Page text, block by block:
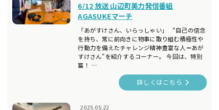
6/12 放送 山辺町美力発信番組
AGASUKEマーチ
「あがすけさん、いらっしゃい」 “自己の信念
を持ち、常に前向きに物事に取り組む積極性や
行動力を備えたチャレンジ精神豊富な人＝あが
すけさん”を紹介するコーナー。 今回は、特別
篇！ …
詳しくはこちら
2025.05.22